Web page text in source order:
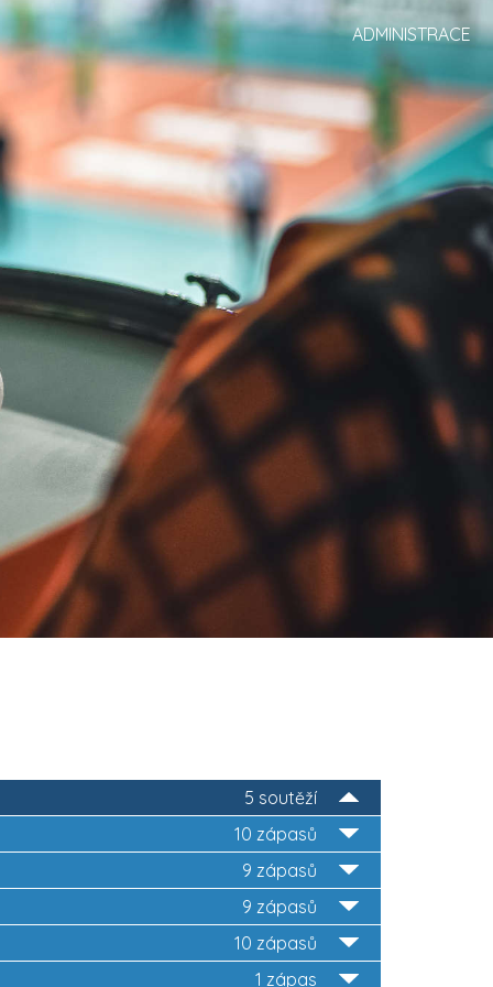
ADMINISTRACE
5 soutěží
10 zápasů
9 zápasů
9 zápasů
10 zápasů
1 zápas